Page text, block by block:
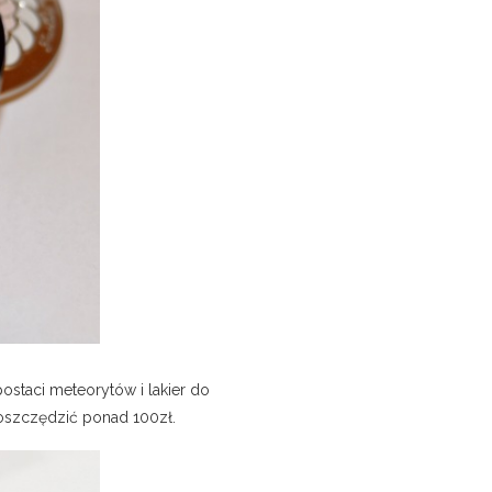
meteorytów i lakier do
ponad 100zł.